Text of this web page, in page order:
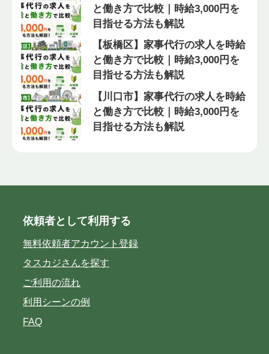
と働き方で比較｜時給3,000円を
目指せる方法も解説
【板橋区】家事代行の求人を時給
と働き方で比較｜時給3,000円を
目指せる方法も解説
【川口市】家事代行の求人を時給
と働き方で比較｜時給3,000円を
目指せる方法も解説
依頼者として利用する
無料依頼者アカウント登録
タスカジさんを探す
ご利用の流れ
利用シーンの例
FAQ